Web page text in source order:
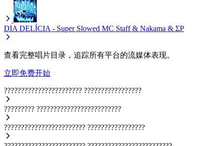
DIA DELÍCIA - Super Slowed MC Staff & Nakama & ΣP
查看完整唱片目录，追踪所有平台的流媒体表现。
立即免费开始
??????????????????????? ?????????????????
????????? ?????????????????????????
???????????????????????? ?????????????????